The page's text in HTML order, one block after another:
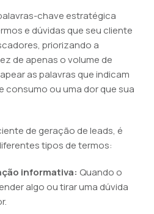
chave estratégica
e dúvidas que seu cliente
priorizando a
de apenas o volume de
as palavras que indicam
consumo ou uma dor que sua
de geração de leads, é
tipos de termos:
informativa: Quando o
algo ou tirar uma dúvida